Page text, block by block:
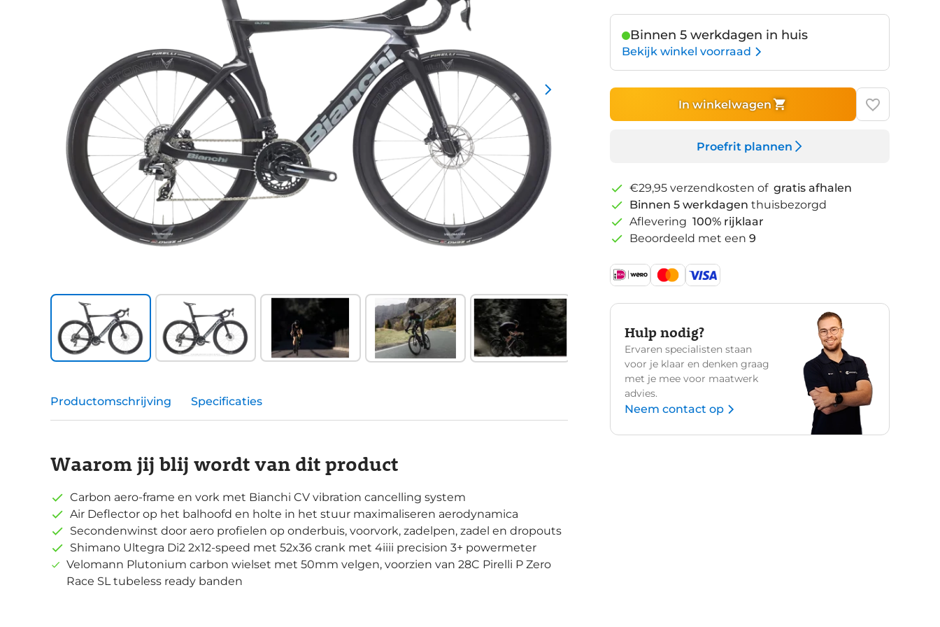
Binnen 5 werkdagen in huis
Bekijk winkel voorraad
In winkelwagen
Proefrit plannen
€29,95 verzendkosten of gratis afhalen
Binnen 5 werkdagen thuisbezorgd
Aflevering 100% rijklaar
Beoordeeld met een 9
Hulp nodig?
Ervaren specialisten staan
voor je klaar en denken graag
met je mee voor maatwerk
advies.
Neem contact op
Productomschrijving Specificaties
Waarom jij blij wordt van dit product
Carbon aero-frame en vork met Bianchi CV vibration cancelling system
Air Deflector op het balhoofd en holte in het stuur maximaliseren aerodynamica
Secondenwinst door aero profielen op onderbuis, voorvork, zadelpen, zadel en dropouts
Shimano Ultegra Di2 2x12-speed met 52x36 crank met 4iiii precision 3+ powermeter
Velomann Plutonium carbon wielset met 50mm velgen, voorzien van 28C Pirelli P Zero
Race SL tubeless ready banden